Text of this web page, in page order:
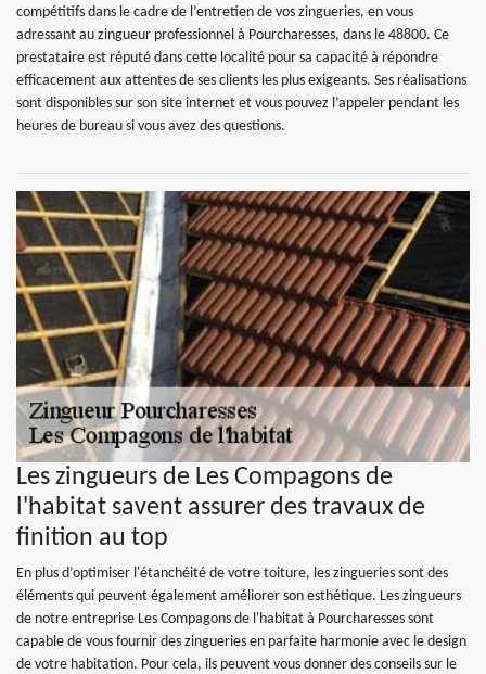
compétitifs dans le cadre de l’entretien de vos zingueries, en vous
adressant au zingueur professionnel à Pourcharesses, dans le 48800. Ce
prestataire est réputé dans cette localité pour sa capacité à répondre
efficacement aux attentes de ses clients les plus exigeants. Ses réalisations
sont disponibles sur son site internet et vous pouvez l’appeler pendant les
heures de bureau si vous avez des questions.
Les zingueurs de Les Compagons de
l'habitat savent assurer des travaux de
finition au top
En plus d’optimiser l'étanchéité de votre toiture, les zingueries sont des
éléments qui peuvent également améliorer son esthétique. Les zingueurs
de notre entreprise Les Compagons de l'habitat à Pourcharesses sont
capable de vous fournir des zingueries en parfaite harmonie avec le design
de votre habitation. Pour cela, ils peuvent vous donner des conseils sur le